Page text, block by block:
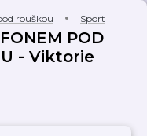
rouškou Sport
POD
- Viktorie